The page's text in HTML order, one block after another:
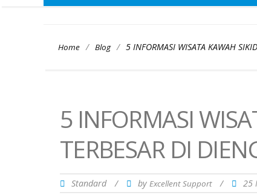
Home / Blog / 5 INFORMASI WISATA KAWAH
5 INFORMASI
TERBESAR DI
Standard / by Excellent Support / 25